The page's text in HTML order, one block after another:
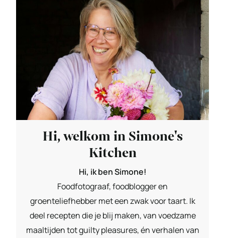
Hi, welkom in Simone's
Kitchen
Hi, ik ben Simone!
Foodfotograaf, foodblogger en
groenteliefhebber met een zwak voor taart. Ik
deel recepten die je blij maken, van voedzame
maaltijden tot guilty pleasures, én verhalen van